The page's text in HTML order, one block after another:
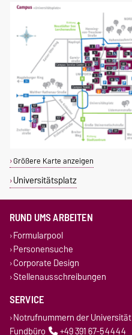
Größere Karte anzeigen
Universitätsplatz
RUND UMS ARBEITEN
Formularpool
Personensuche
Corporate Design
Stellenausschreibungen
SERVICE
Notrufnummern der Universität
Fundbüro
+49 391 67-54444